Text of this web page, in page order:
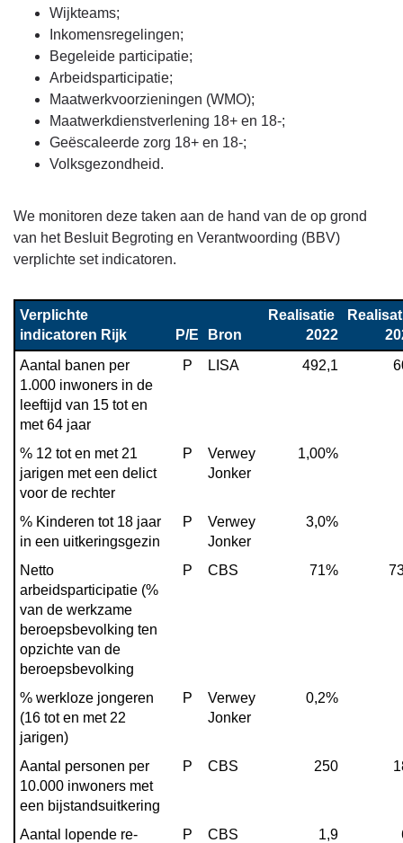
programma
concern-
Wijkteams;
Inkomensregelingen;
Begeleide participatie;
Arbeidsparticipatie;
Maatwerkvoorzieningen (WMO);
Maatwerkdienstverlening 18+ en 18-;
Geëscaleerde zorg 18+ en 18-;
Volksgezondheid.
We monitoren deze taken aan de hand van de op grond
van het Besluit Begroting en Verantwoording (BBV)
verplichte set indicatoren.
Verplichte
indicatoren Rijk
P/E Bron
Realisatie
2022
Aantal banen per
1.000 inwoners in de
leeftijd van 15 tot en
met 64 jaar
P LISA 492,1
% 12 tot en met 21
jarigen met een delict
voor de rechter
P
Verwey
Jonker
1,00%
% Kinderen tot 18 jaar
in een uitkeringsgezin
P
Verwey
Jonker
3,0%
Netto
arbeidsparticipatie (%
van de werkzame
beroepsbevolking ten
opzichte van de
beroepsbevolking
P CBS 71%
% werkloze jongeren
(16 tot en met 22
jarigen)
P
Verwey
Jonker
0,2%
Aantal personen per
10.000 inwoners met
een bijstandsuitkering
P CBS 250
Aantal lopende re-
P CBS 1,9